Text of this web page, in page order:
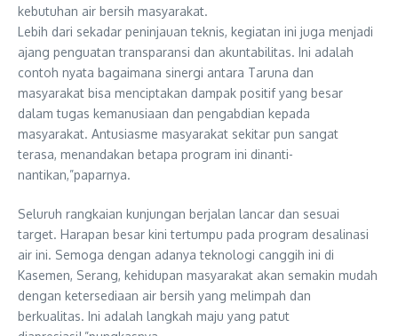
kebutuhan air bersih masyarakat.
Lebih dari sekadar peninjauan teknis, kegiatan ini juga menjadi
ajang penguatan transparansi dan akuntabilitas. Ini adalah
contoh nyata bagaimana sinergi antara Taruna dan
masyarakat bisa menciptakan dampak positif yang besar
dalam tugas kemanusiaan dan pengabdian kepada
masyarakat. Antusiasme masyarakat sekitar pun sangat
terasa, menandakan betapa program ini dinanti-
nantikan,”paparnya.
Seluruh rangkaian kunjungan berjalan lancar dan sesuai
target. Harapan besar kini tertumpu pada program desalinasi
air ini. Semoga dengan adanya teknologi canggih ini di
Kasemen, Serang, kehidupan masyarakat akan semakin mudah
dengan ketersediaan air bersih yang melimpah dan
berkualitas. Ini adalah langkah maju yang patut